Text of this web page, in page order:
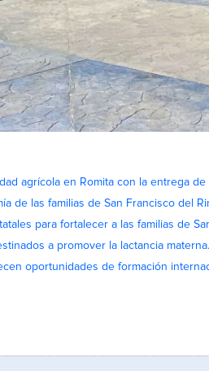
agrícola en Romita con la entrega
de las familias de San Francisco del
para fortalecer a las familias de
a promover la lactancia materna.
oportunidades de formación